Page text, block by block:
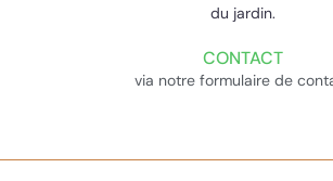
du jardin.
CONTACT
via notre formulaire de